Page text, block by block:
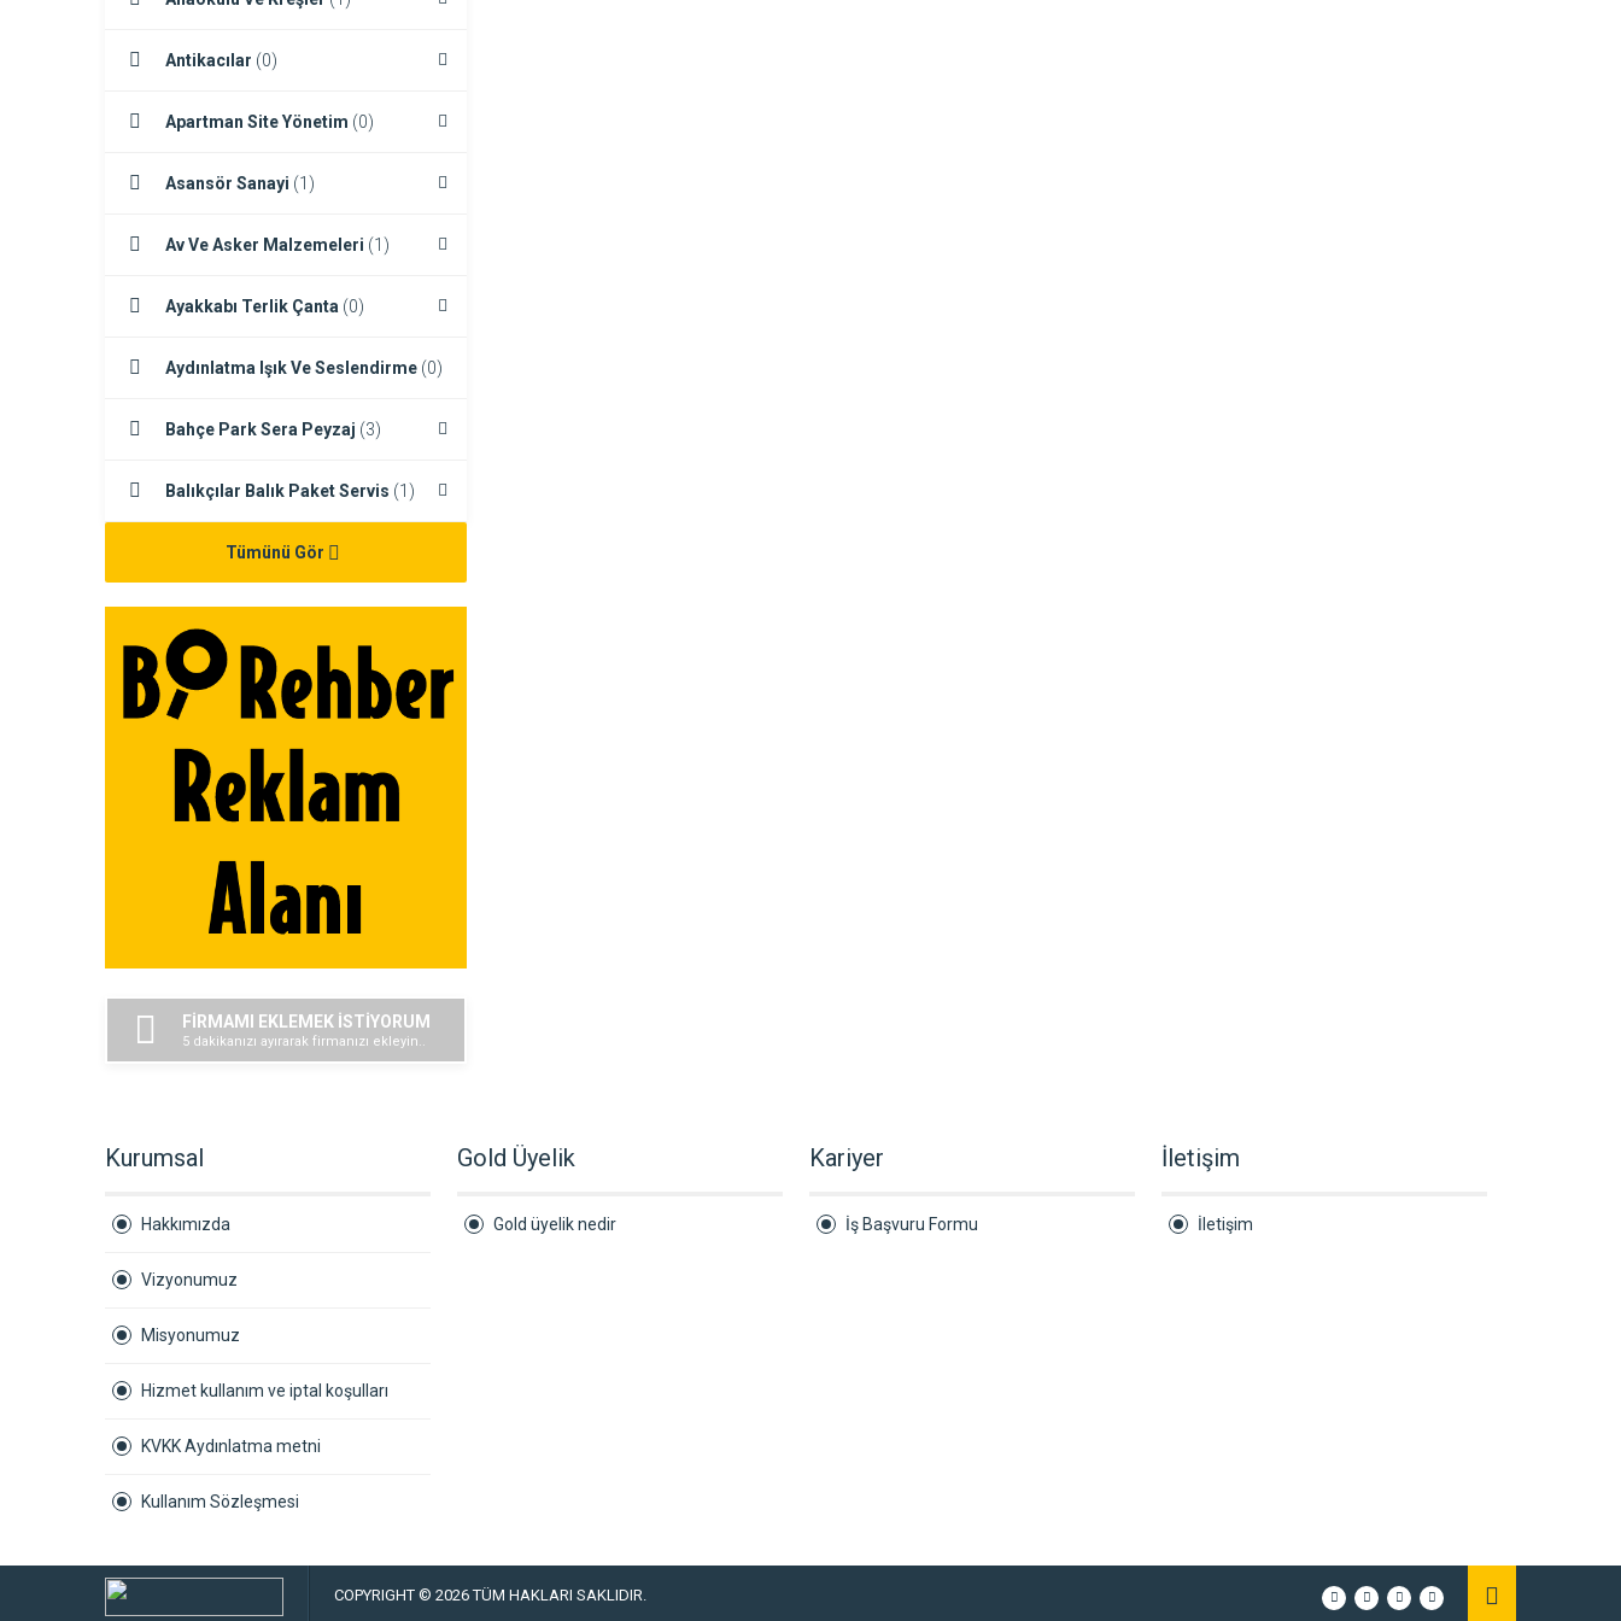
Antikacılar (0)
Apartman Site Yönetim (0)
Asansör Sanayi (1)
Av Ve Asker Malzemeleri (1)
Ayakkabı Terlik Çanta (0)
Aydınlatma Işık Ve Seslendirme (0)
Bahçe Park Sera Peyzaj (3)
Balıkçılar Balık Paket Servis (1)
Tümünü Gör
FİRMAMI EKLEMEK İSTİYORUM
5 dakikanızı ayırarak firmanızı ekleyin..
Kurumsal
Hakkımızda
Vizyonumuz
Misyonumuz
Hizmet kullanım ve iptal koşulları
KVKK Aydınlatma metni
Kullanım Sözleşmesi
Gold Üyelik
Gold üyelik nedir
Kariyer
İş Başvuru Formu
İletişim
İletişim
COPYRIGHT © 2026 TÜM HAKLARI SAKLIDIR.